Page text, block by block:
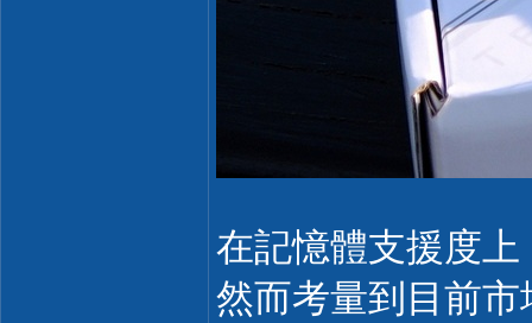
在記憶體支援度
然而考量到目前